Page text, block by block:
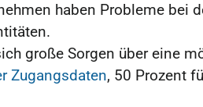
haben Probleme bei
große Sorgen über eine
Zugangsdaten, 50 Prozent